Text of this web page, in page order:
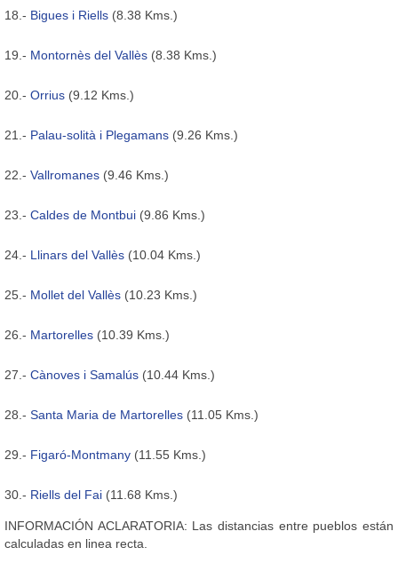
18.- Bigues i Riells (8.38 Kms.)
19.- Montornès del Vallès (8.38 Kms.)
20.- Orrius (9.12 Kms.)
21.- Palau-solità i Plegamans (9.26 Kms.)
22.- Vallromanes (9.46 Kms.)
23.- Caldes de Montbui (9.86 Kms.)
24.- Llinars del Vallès (10.04 Kms.)
25.- Mollet del Vallès (10.23 Kms.)
26.- Martorelles (10.39 Kms.)
27.- Cànoves i Samalús (10.44 Kms.)
28.- Santa Maria de Martorelles (11.05 Kms.)
29.- Figaró-Montmany (11.55 Kms.)
30.- Riells del Fai (11.68 Kms.)
INFORMACIÓN ACLARATORIA: Las distancias entre pueblos están
calculadas en linea recta.